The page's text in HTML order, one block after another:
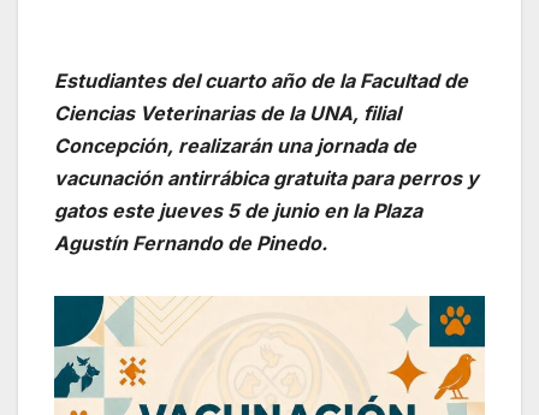
Estudiantes del cuarto año de la Facultad de
Ciencias Veterinarias de la UNA, filial
Concepción, realizarán una jornada de
vacunación antirrábica gratuita para perros y
gatos este jueves 5 de junio en la Plaza
Agustín Fernando de Pinedo.